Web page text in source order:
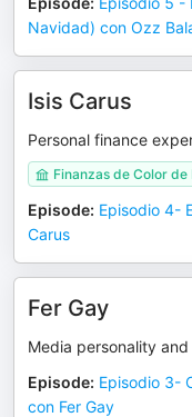
Navidad) con Ozz
Isis Carus
Personal finance
Finanzas de Color de
Episode: Episodio 4-
Carus
Fer Gay
Media personality
Episode: Episodio 3-
con Fer Gay